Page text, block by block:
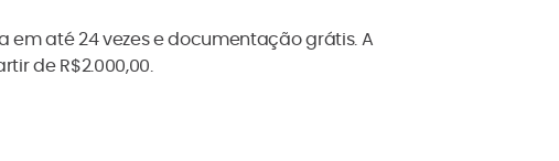
até 24 vezes e documentação grátis. A
de R$2.000,00.